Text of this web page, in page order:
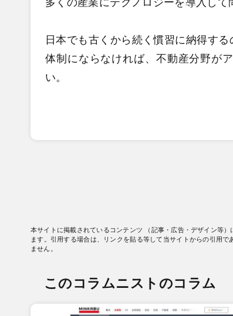
多くの産業にテクノロジーを導入して
日本でも古くから続く慣習に納得す
体制にならなければ、不動産分野が
い。
本サイトに掲載されているコンテンツ （記事・広告・デザイン等
ます。引用する場合は、リンクを貼る等して当サイトからの引用
ません。
このコラムニストのコラム